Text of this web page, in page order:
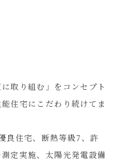
取り組む」をコンセプト
住宅にこだわり続けてま
良住宅、断熱等級7、許
定実施、太陽光発電設備